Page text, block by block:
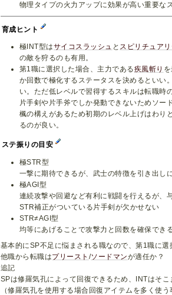
物理タイプの火力アップに効果が高い重要なス
育成ヒント
極INT型はサイコスラッシュ と スピリチュアリ
の敵を狩るのも有用。
第1職に選択した場合、主力である疾風斬り
か回数で極化するステータスを決めるといい
い。ただ低レベルで習得するスキルは転職時
片手剣や片手斧でしか発動できないためソー
楓の構えがあるため初期のレベル上げはわり
るのが良い。
ステ振りの目安
極STR型
一撃に期待できるが、武士の特徴を引き出しに
極AGI型
連続攻撃や回避など有利に戦闘を行えるが、
STR補正がついている片手剣が欠かせない
STR≠AGI型
均等にあげることで攻撃力と回数を確保できる
基本的にSP不足に悩まされる職なので、第1職に
他職から転職はプリースト /ソードマンが適任か？
追記
SPは修羅気孔によって回復できるため、INTはそこ
（修羅気孔を使用する場合回復アイテムを多く使う